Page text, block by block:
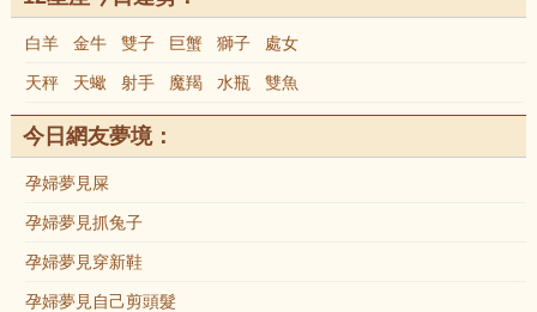
白羊 金牛 雙子 巨蟹 獅子 處女
天秤 天蠍 射手 魔羯 水瓶 雙魚
今日網友夢境：
孕婦夢見屎
孕婦夢見抓兔子
孕婦夢見穿新鞋
孕婦夢見自己剪頭髮